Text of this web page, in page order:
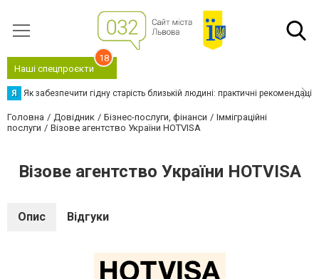
Наші спецпроєкти
18
Я Як забезпечити гідну старість близькій людині: практичні рекомендації
Головна Довідник Бізнес-послуги, фінанси
Імміграційні
послуги
Візове агентство України HOTVISA
Візове агентство України HOTVISA
Опис Відгуки